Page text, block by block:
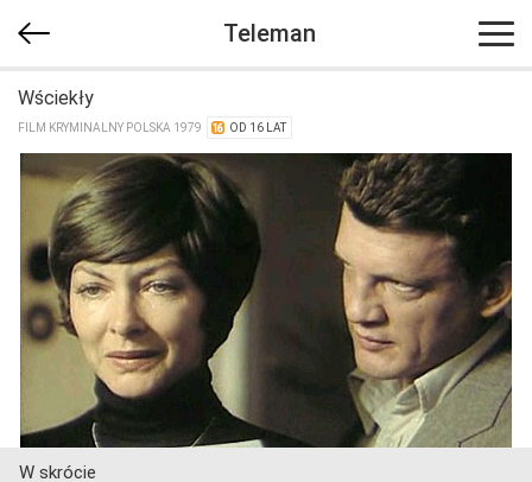
Teleman
Wściekły
FILM KRYMINALNY POLSKA 1979 OD 16 LAT
W skrócie